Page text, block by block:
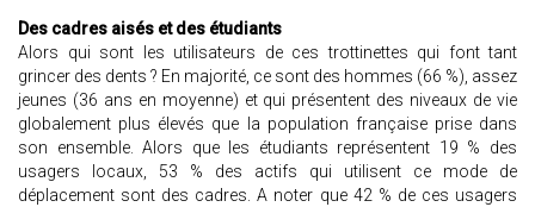
Des cadres aisés et des étudiants
Alors qui sont les utilisateurs de ces trottinettes qui font tant
grincer des dents ? En majorité, ce sont des hommes (66 %), assez
jeunes (36 ans en moyenne) et qui présentent des niveaux de vie
globalement plus élevés que la population française prise dans
son ensemble. Alors que les étudiants représentent 19 % des
usagers locaux, 53 % des actifs qui utilisent ce mode de
déplacement sont des cadres. A noter que 42 % de ces usagers